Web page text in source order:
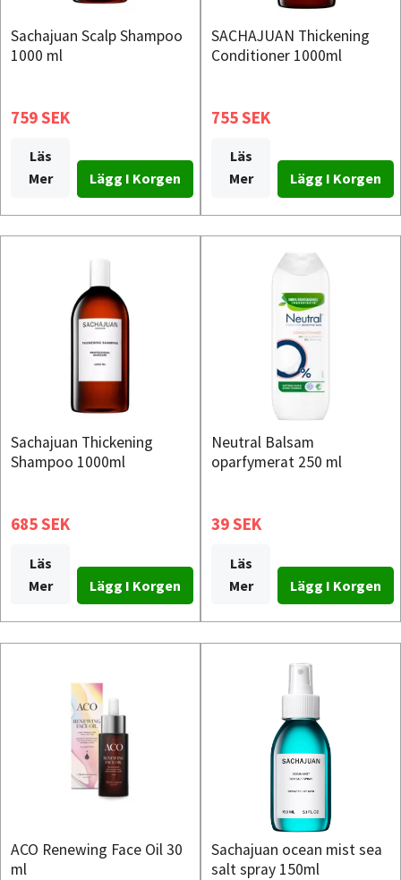
Sachajuan Scalp Shampoo
1000 ml
759 SEK
Läs
Mer
SACHAJUAN Thickening
Conditioner 1000ml
755 SEK
Läs
Mer
Sachajuan Thickening
Shampoo 1000ml
685 SEK
Läs
Mer
Neutral Balsam
oparfymerat 250 ml
39 SEK
Läs
Mer
ACO Renewing Face Oil 30
ml
Sachajuan ocean mist sea
salt spray 150ml